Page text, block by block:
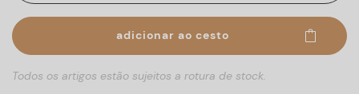
adicionar ao cesto
Todos os artigos estão sujeitos a rotura de stock.